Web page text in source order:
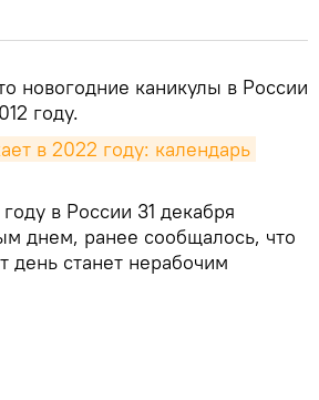
новогодние каникулы в России
году.
в 2022 году: календарь
в России 31 декабря
днем, ранее сообщалось, что
день станет нерабочим